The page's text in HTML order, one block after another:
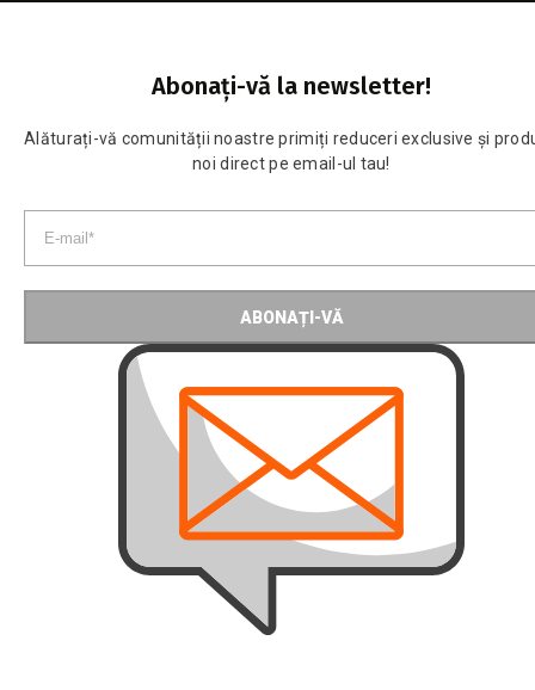
Abonați-vă la newsletter!
Alăturați-vă comunității noastre primiți reduceri exclusive și
noi direct pe email-ul tau!
ABONAȚI-VĂ